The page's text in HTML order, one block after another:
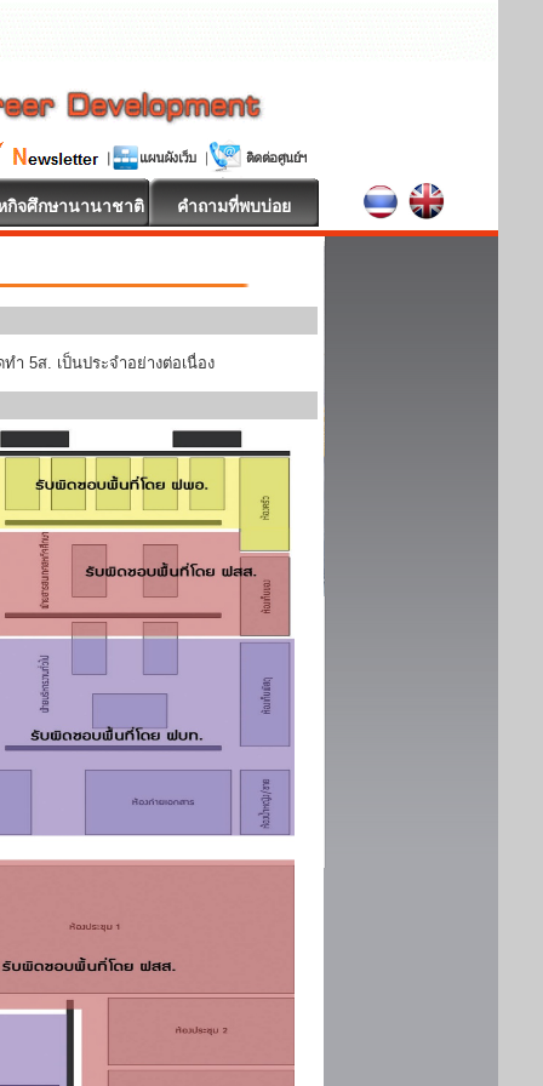
กิจศึกษานานาชาติ คำถามที่พบบ่อย
5ส. เป็นประจำอย่างต่อเนื่อง